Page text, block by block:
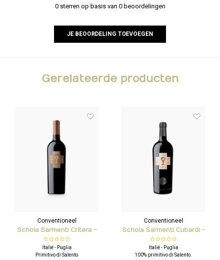
0 sterren op basis van 0 beoordelingen
JE BEOORDELING TOEVOEGEN
Gerelateerde producten
Conventioneel
Schola Sarmenti Critera -
IGT Salento
Italië - Puglia
Primitivo di Salento
Conventioneel
Schola Sarmenti Cubardi -
IGT Salento
Italië - Puglia
100% primitivo di Salento.